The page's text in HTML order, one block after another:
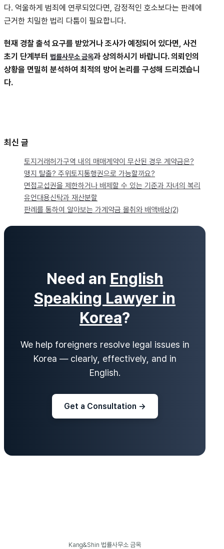
다. 억울하게 범죄에 연루되었다면, 감정적인 호소보다는 판례에
근거한 치밀한 법리 다툼이 필요합니다.
현재 경찰 출석 요구를 받았거나 조사가 예정되어 있다면, 사건
초기 단계부터 법률사무소 금옥과 상의하시기 바랍니다. 의뢰인의
상황을 면밀히 분석하여 최적의 방어 논리를 구성해 드리겠습니
다.
최신 글
토지거래허가구역 내의 매매계약이 무산된 경우 계약금은?
맹지 탈출? 주위토지통행권으로 가능할까요?
면접교섭권을 제한하거나 배제할 수 있는 기준과 자녀의 복리
유언대용신탁과 재산분할
판례를 통하여 알아보는 가계약금 몰취와 배액배상(2)
Need an English
Speaking Lawyer in
Korea?
We help foreigners resolve legal issues in
Korea — clearly, effectively, and in
English.
Get a Consultation →
Kang&Shin 법률사무소 금옥